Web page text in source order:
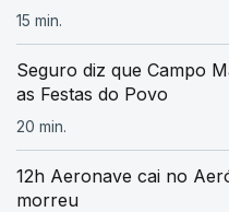
15 min.
Seguro diz que Campo
as Festas do Povo
20 min.
12h Aeronave cai no
morreu